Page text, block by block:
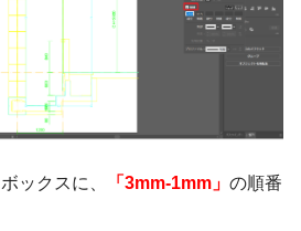
ックスに、 「3mm-1mm」 の順番